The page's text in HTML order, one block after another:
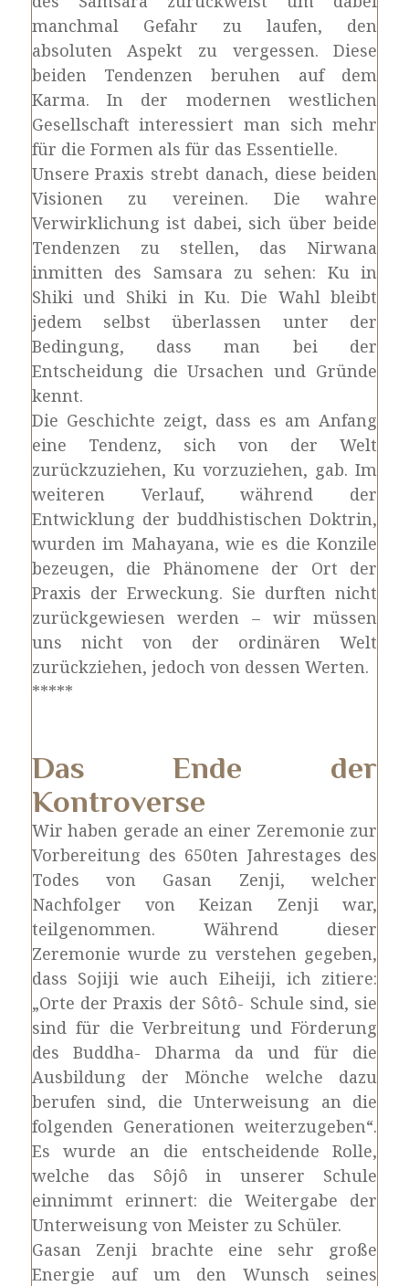
manchmal Gefahr zu laufen, den
absoluten Aspekt zu vergessen. Diese
beiden Tendenzen beruhen auf dem
Karma. In der modernen westlichen
Gesellschaft interessiert man sich mehr
für die Formen als für das Essentielle.
Unsere Praxis strebt danach, diese beiden
Visionen zu vereinen. Die wahre
Verwirklichung ist dabei, sich über beide
Tendenzen zu stellen, das Nirwana
inmitten des Samsara zu sehen: Ku in
Shiki und Shiki in Ku. Die Wahl bleibt
jedem selbst überlassen unter der
Bedingung, dass man bei der
Entscheidung die Ursachen und Gründe
kennt.
Die Geschichte zeigt, dass es am Anfang
eine Tendenz, sich von der Welt
zurückzuziehen, Ku vorzuziehen, gab. Im
weiteren Verlauf, während der
Entwicklung der buddhistischen Doktrin,
wurden im Mahayana, wie es die Konzile
bezeugen, die Phänomene der Ort der
Praxis der Erweckung. Sie durften nicht
zurückgewiesen werden – wir müssen
uns nicht von der ordinären Welt
zurückziehen, jedoch von dessen Werten.
*****
Das Ende der
Kontroverse
Wir haben gerade an einer Zeremonie zur
Vorbereitung des 650ten Jahrestages des
Todes von Gasan Zenji, welcher
Nachfolger von Keizan Zenji war,
teilgenommen. Während dieser
Zeremonie wurde zu verstehen gegeben,
dass Sojiji wie auch Eiheiji, ich zitiere:
„Orte der Praxis der Sôtô- Schule sind, sie
sind für die Verbreitung und Förderung
des Buddha- Dharma da und für die
Ausbildung der Mönche welche dazu
berufen sind, die Unterweisung an die
folgenden Generationen weiterzugeben“.
Es wurde an die entscheidende Rolle,
welche das Sôjô in unserer Schule
einnimmt erinnert: die Weitergabe der
Unterweisung von Meister zu Schüler.
Gasan Zenji brachte eine sehr große
Energie auf um den Wunsch seines